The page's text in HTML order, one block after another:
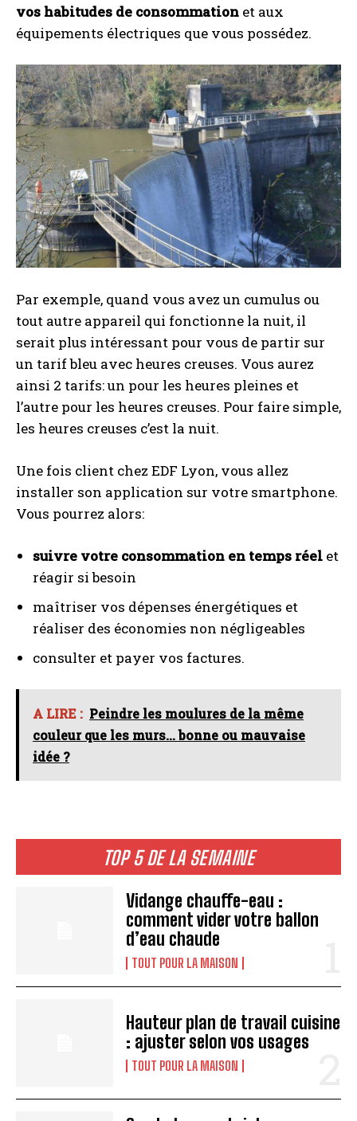
I WANT IN
TOP 5 DE LA SEMAINE
Vidange chauffe-eau :
comment vider votre ballon
d’eau chaude
TOUT POUR LA MAISON
Hauteur plan de travail cuisine
: ajuster selon vos usages
TOUT POUR LA MAISON
vos habitudes de consommation et aux
équipements électriques que vous possédez.
Par exemple, quand vous avez un cumulus ou
tout autre appareil qui fonctionne la nuit, il
serait plus intéressant pour vous de partir sur
un tarif bleu avec heures creuses. Vous aurez
ainsi 2 tarifs: un pour les heures pleines et
l’autre pour les heures creuses. Pour faire simple,
les heures creuses c’est la nuit.
Une fois client chez EDF Lyon, vous allez
installer son application sur votre smartphone.
Vous pourrez alors:
suivre votre consommation en temps réel et
réagir si besoin
maîtriser vos dépenses énergétiques et
réaliser des économies non négligeables
consulter et payer vos factures.
A LIRE : Peindre les moulures de la même
couleur que les murs... bonne ou mauvaise
idée ?